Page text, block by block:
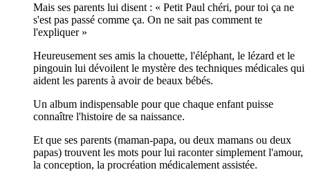
Mais ses parents lui disent : « Petit Paul chéri, pour toi ça ne
s'est pas passé comme ça. On ne sait pas comment te
l'expliquer »
Heureusement ses amis la chouette, l'éléphant, le lézard et le
pingouin lui dévoilent le mystère des techniques médicales qui
aident les parents à avoir de beaux bébés.
Un album indispensable pour que chaque enfant puisse
connaître l'histoire de sa naissance.
Et que ses parents (maman-papa, ou deux mamans ou deux
papas) trouvent les mots pour lui raconter simplement l'amour,
la conception, la procréation médicalement assistée.